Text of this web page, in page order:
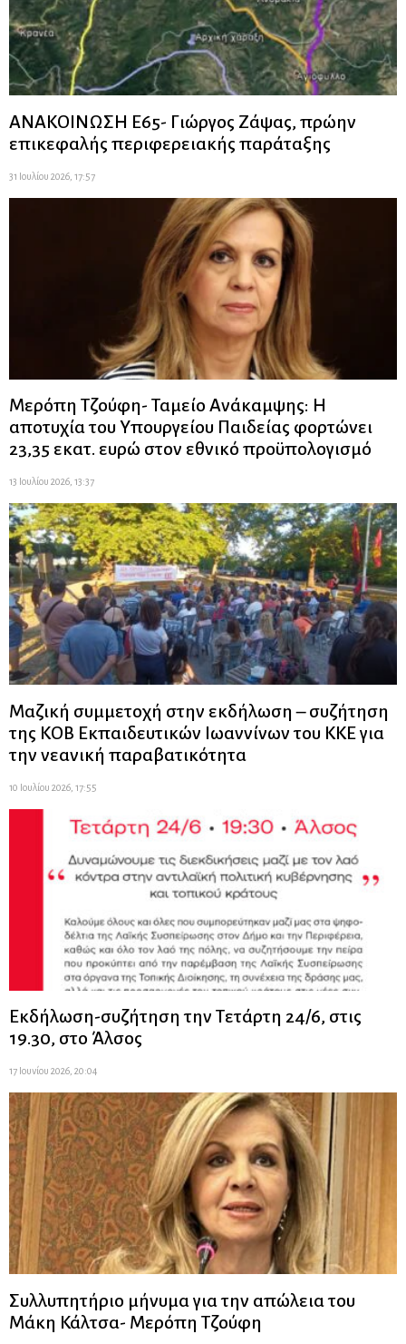
ΑΝΑΚΟΙΝΩΣΗ Ε65- Γιώργος Ζάψας, πρώην
επικεφαλής περιφερειακής παράταξης
31 Ιουλίου 2026, 17:57
Μερόπη Τζούφη- Ταμείο Ανάκαμψης: Η
αποτυχία του Υπουργείου Παιδείας φορτώνει
23,35 εκατ. ευρώ στον εθνικό προϋπολογισμό
13 Ιουλίου 2026, 13:37
Μαζική συμμετοχή στην εκδήλωση – συζήτηση
της ΚΟΒ Εκπαιδευτικών Ιωαννίνων του ΚΚΕ για
την νεανική παραβατικότητα
10 Ιουλίου 2026, 17:55
Εκδήλωση-συζήτηση την Τετάρτη 24/6, στις
19.30, στο Άλσος
17 Ιουνίου 2026, 20:04
Συλλυπητήριο μήνυμα για την απώλεια του
Μάκη Κάλτσα- Μερόπη Τζούφη